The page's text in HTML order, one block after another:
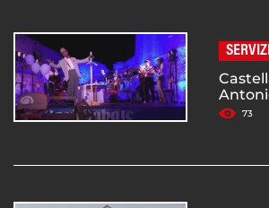
73